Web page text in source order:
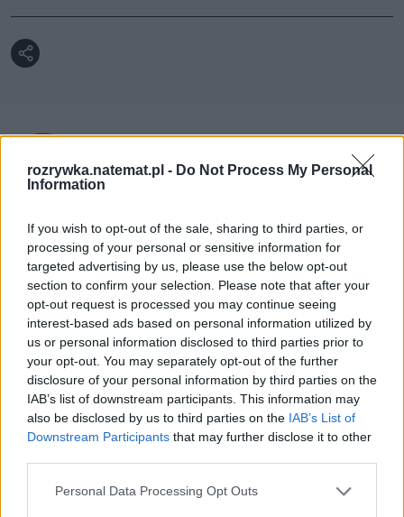
rozrywka.natemat.pl - Do Not Process My Personal
Information
If you wish to opt-out of the sale, sharing to third parties, or
processing of your personal or sensitive information for
targeted advertising by us, please use the below opt-out
section to confirm your selection. Please note that after your
opt-out request is processed you may continue seeing
interest-based ads based on personal information utilized by
us or personal information disclosed to third parties prior to
your opt-out. You may separately opt-out of the further
disclosure of your personal information by third parties on the
IAB’s list of downstream participants. This information may
also be disclosed by us to third parties on the IAB’s List of
Downstream Participants that may further disclose it to other
Personal Data Processing Opt Outs
Zuzanna Tomaszewicz
Obserwuj
zuzanna.tomaszewicz@natemat.pl
Czytaj więcej